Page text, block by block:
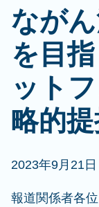
なが
を目
ット
略的
2023年9月21日
報道関係者各位